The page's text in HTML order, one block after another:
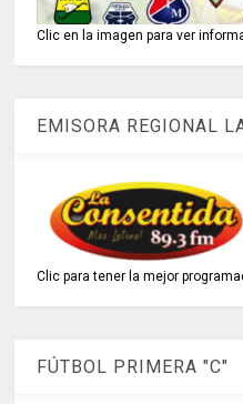
Clic en la imagen para ver
EMISORA REGIONAL
Clic para tener la mejor
FÚTBOL PRIMERA "C"